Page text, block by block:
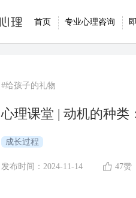
首页 专业心理咨询
#给孩子的礼物
心理课堂 | 动机的种类
成长过程
发布时间：2024-11-14 47赞